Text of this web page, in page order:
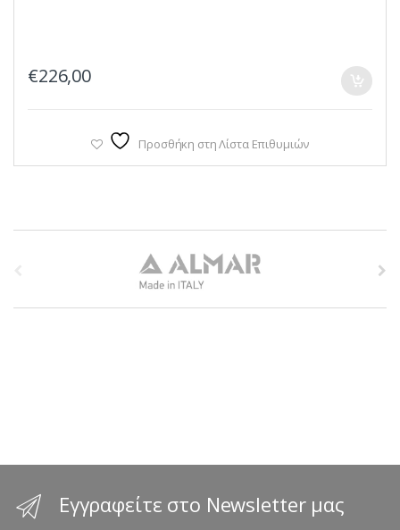
€226,00
Προσθήκη στη Λίστα Επιθυμιών
C
Εγγραφείτε στο Newsletter μας